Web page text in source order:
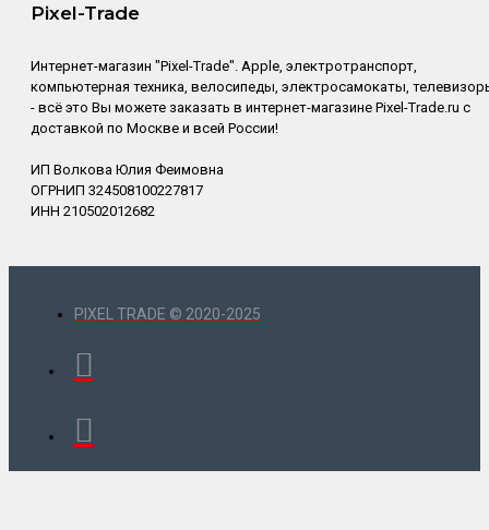
Pixel-Trade
Интернет-магазин "Pixel-Trade". Apple, электротранспорт,
компьютерная техника, велосипеды, электросамокаты,
- всё это Вы можете заказать в интернет-магазине Pixel-Trade.ru с
доставкой по Москве и всей России!
ИП Волкова Юлия Феимовна
ОГРНИП 324508100227817
ИНН 210502012682
PIXEL TRADE © 2020-2025